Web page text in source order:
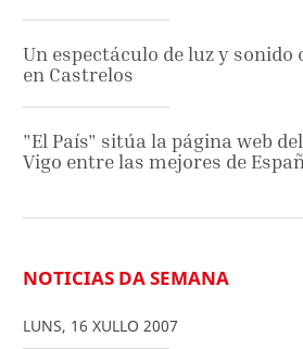
Un espectáculo de luz y sonido
en Castrelos
"El País" sitúa la página web
Vigo entre las mejores de
NOTICIAS DA SEMANA
LUNS, 16 XULLO 2007